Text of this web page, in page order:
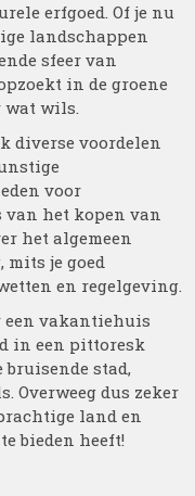
erfgoed. Of je nu
landschappen
sfeer van
in de groene
wat wils.
diverse voordelen
voor
het kopen van
het algemeen
je goed
en regelgeving.
een vakantiehuis
in een pittoresk
stad,
Overweeg dus zeker
land en
bieden heeft!